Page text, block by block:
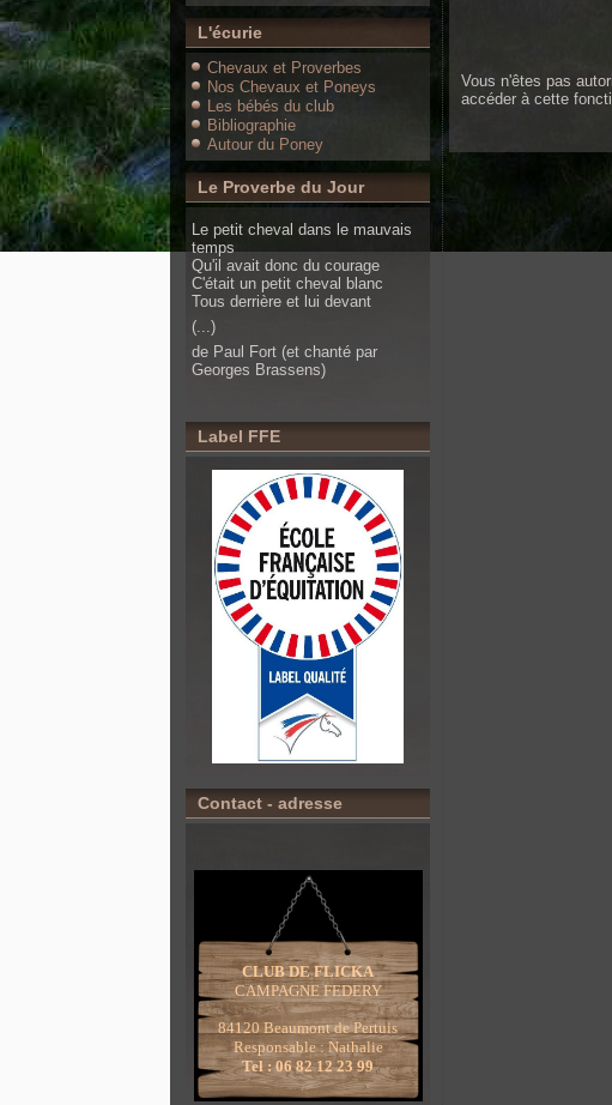
L'écurie
Chevaux et Proverbes
Nos Chevaux et Poneys
Les bébés du club
Bibliographie
Autour du Poney
Le Proverbe du Jour
Le petit cheval dans le mauvais
temps
Qu'il avait donc du courage
C'était un petit cheval blanc
Tous derrière et lui devant
(...)
de Paul Fort (et chanté par
Georges Brassens)
Label FFE
Contact - adresse
CLUB DE FLICKA
CAMPAGNE FEDERY
84120 Beaumont de Pertuis
Responsable : Nathalie
Tel : 06 82 12 23 99
Vous n'êtes pas
accéder à cette